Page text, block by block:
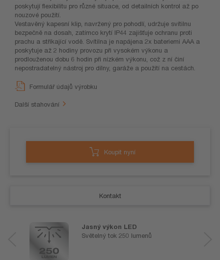
poskytují flexibilitu pro různé situace, od detailních kontrol až po
nouzové použití.
Vestavěný kapesní klip, navržený pro pohodlí, udržuje svítilnu
bezpečně na dosah, zatímco krytí IP44 zajišťuje ochranu proti
prachu a stříkající vodě. Svítilna je napájena 2x bateriemi AAA a
poskytuje až 2 hodiny provozu při vysokém výkonu a
prodlouženou dobu 6 hodin při nízkém výkonu, což z ní činí
nepostradatelný nástroj pro dílny, garáže a použití na cestách.
Formulář údajů výrobku
Další stahování
Koupit nyní
Kontakt
Jasný výkon LED
Světelný tok 250 lumenů